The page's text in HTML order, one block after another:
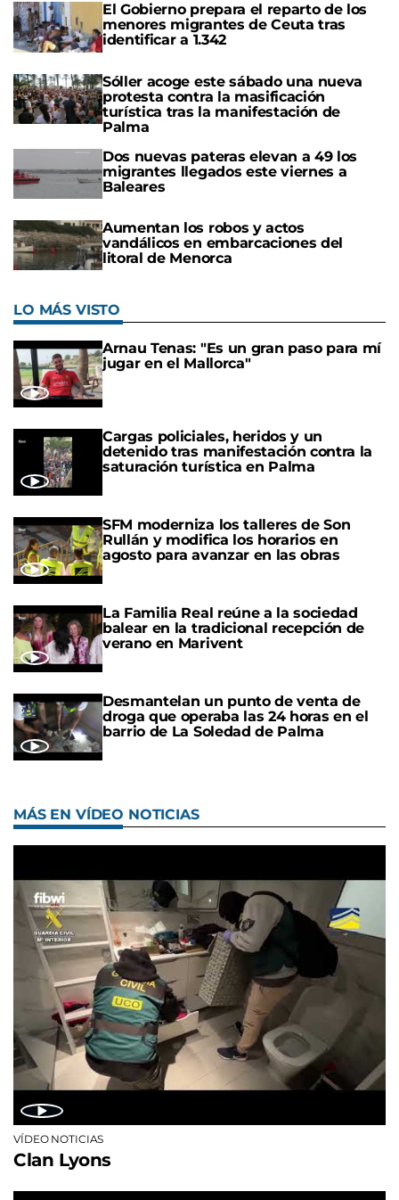
El Gobierno prepara el reparto de los
menores migrantes de Ceuta tras
identificar a 1.342
Sóller acoge este sábado una nueva
protesta contra la masificación
turística tras la manifestación de
Palma
Dos nuevas pateras elevan a 49 los
migrantes llegados este viernes a
Baleares
Aumentan los robos y actos
vandálicos en embarcaciones del
litoral de Menorca
LO MÁS VISTO
Arnau Tenas: "Es un gran paso para mí
jugar en el Mallorca"
Cargas policiales, heridos y un
detenido tras manifestación contra la
saturación turística en Palma
SFM moderniza los talleres de Son
Rullán y modifica los horarios en
agosto para avanzar en las obras
La Familia Real reúne a la sociedad
balear en la tradicional recepción de
verano en Marivent
Desmantelan un punto de venta de
droga que operaba las 24 horas en el
barrio de La Soledad de Palma
MÁS EN VÍDEO NOTICIAS
VÍDEO NOTICIAS
Clan Lyons